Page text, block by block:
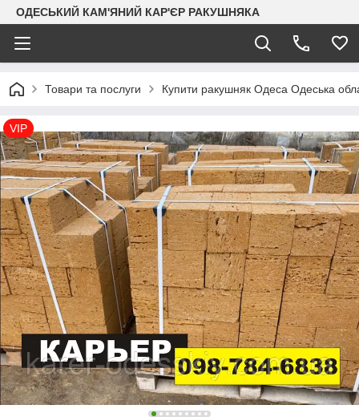
ОДЕСЬКИЙ КАМ'ЯНИЙ КАР'ЄР РАКУШНЯКА
Товари та послуги Купити ракушняк Одеса Одеська
VIP